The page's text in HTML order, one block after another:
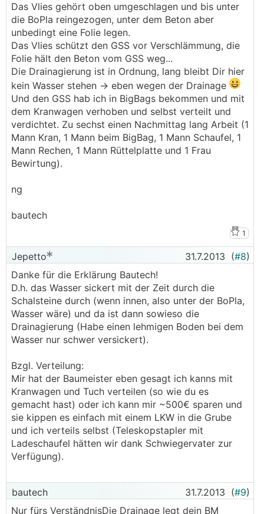
Das Vlies gehört oben umgeschlagen und bis unter
die BoPla reingezogen, unter dem Beton aber
unbedingt eine Folie legen.
Das Vlies schützt den GSS vor Verschlämmung, die
Folie hält den Beton vom GSS weg...
Die Drainagierung ist in Ordnung, lang bleibt Dir hier
kein Wasser stehen -> eben wegen der Drainage
Und den GSS hab ich in BigBags bekommen und mit
dem Kranwagen verhoben und selbst verteilt und
verdichtet. Zu sechst einen Nachmittag lang Arbeit (1
Mann Kran, 1 Mann beim BigBag, 1 Mann Schaufel, 1
Mann Rechen, 1 Mann Rüttelplatte und 1 Frau
Bewirtung).
ng
bautech
1
Jepetto 31.7.2013 (#8)
Danke für die Erklärung Bautech!
D.h. das Wasser sickert mit der Zeit durch die
Schalsteine durch (wenn innen, also unter der BoPla,
Wasser wäre) und da ist dann sowieso die
Drainagierung (Habe einen lehmigen Boden bei dem
Wasser nur schwer versickert).
Bzgl. Verteilung:
Mir hat der Baumeister eben gesagt ich kanns mit
Kranwagen und Tuch verteilen (so wie du es
gemacht hast) oder ich kann mir ~500€ sparen und
sie kippen es einfach mit einem LKW in die Grube
und ich verteils selbst (Teleskopstapler mit
Ladeschaufel hätten wir dank Schwiegervater zur
Verfügung).
bautech 31.7.2013 (#9)
Nur fürs VerständnisDie Drainage legt dein BM